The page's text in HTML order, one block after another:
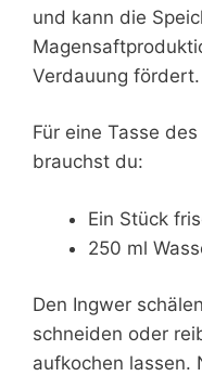
und kann die
Verdauung fördert.
Für eine Tasse
brauchst du:
Ein Stück
250 ml
Den Ingwer
schneiden oder
aufkochen lassen.